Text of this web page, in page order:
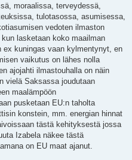
moraalissa, terveydessä,
tulotasossa, asumisessa,
vedoten ilmaston
lasketaan koko maailman
ex kuningas vaan kylmentynyt, en
vaikutus on lähes nolla
ajojahti ilmastouhalla on näin
vielä Saksassa joudutaan
maalämpöön
pusketaan EU:n taholta
konstein, mm. energian hinnat
tästä kehityksestä jossa
Izabela näkee tästä
on EU maat ajanut.